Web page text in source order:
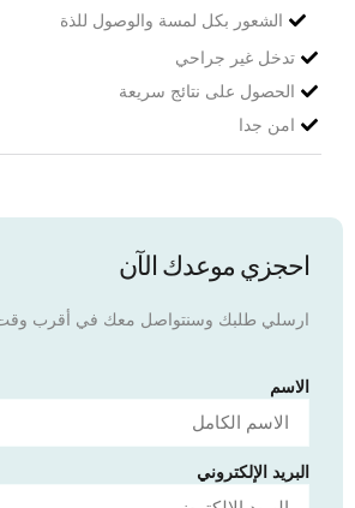
الشعور بكل لمسة والوصول للذة
تدخل غير جراحي
الحصول على نتائج سريعة
امن جدا
احجزي موعدك الآن
ارسلي طلبك وسنتواصل معك في أقرب
الاسم
البريد الإلكتروني